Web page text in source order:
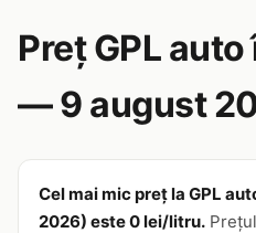
Preț GPL auto
— 9 august
Cel mai mic preț la GPL
2026) este 0 lei/litru.